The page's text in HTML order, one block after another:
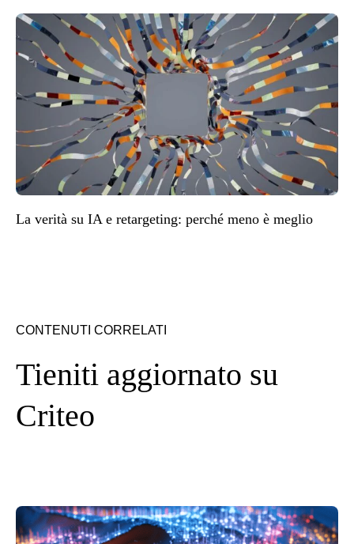
La verità su IA e retargeting: perché meno è meglio
CONTENUTI CORRELATI
Tieniti aggiornato su
Criteo